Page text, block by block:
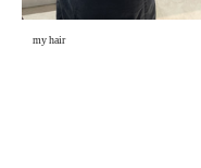
my hair